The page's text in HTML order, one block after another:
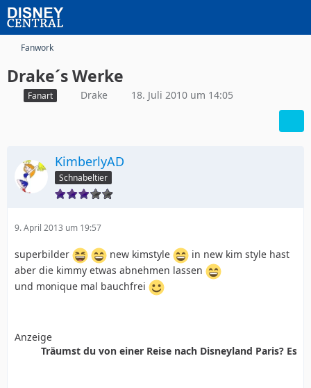
Fanwork
Drake´s Werke
Fanart Drake 18. Juli 2010 um 14:05
KimberlyAD
Schnabeltier
9. April 2013 um 19:57
superbilder new kimstyle
in new kim style hast
aber die kimmy etwas abnehmen lassen
und monique mal bauchfrei
Anzeige
Träumst du von einer Reise nach Disneyland Paris? Es